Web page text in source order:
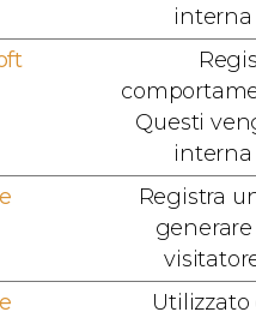
interna
Questi
interna
Registra